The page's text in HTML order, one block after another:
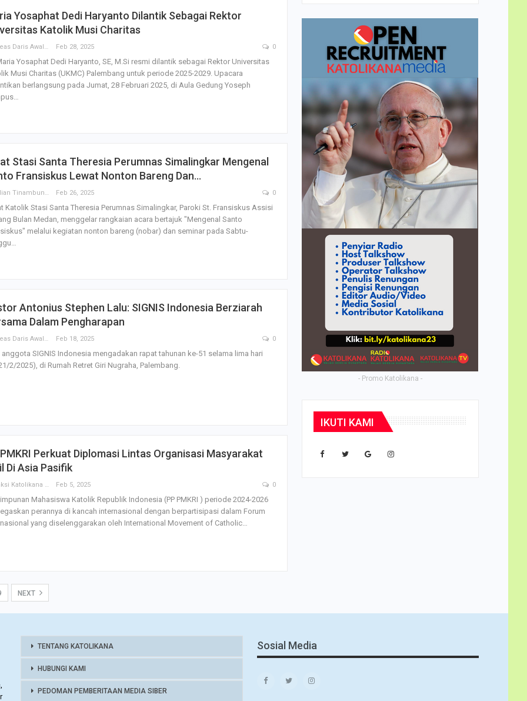
Yosaphat Dedi Haryanto Dilantik Sebagai Rektor
Katolik Musi Charitas
Feb 28, 2025 0
Yosaphat Dedi Haryanto, SE, M.Si resmi dilantik sebagai Rektor Universitas
Musi Charitas (UKMC) Palembang untuk periode 2025-2029. Upacara
berlangsung pada Jumat, 28 Februari 2025, di Aula Gedung Yoseph
Stasi Santa Theresia Perumnas Simalingkar Mengenal
Fransiskus Lewat Nonton Bareng Dan…
Feb 26, 2025 0
Katolik Stasi Santa Theresia Perumnas Simalingkar, Paroki St. Fransiskus Assisi
Bulan Medan, menggelar rangkaian acara bertajuk "Mengenal Santo
melalui kegiatan nonton bareng (nobar) dan seminar pada Sabtu-
Antonius Stephen Lalu: SIGNIS Indonesia Berziarah
Dalam Pengharapan
Feb 18, 2025 0
anggota SIGNIS Indonesia mengadakan rapat tahunan ke-51 selama lima hari
2/2025), di Rumah Retret Giri Nugraha, Palembang.
Perkuat Diplomasi Lintas Organisasi Masyarakat
Di Asia Pasifik
Feb 5, 2025 0
Mahasiswa Katolik Republik Indonesia (PP PMKRI ) periode 2024-2026
perannya di kancah internasional dengan berpartisipasi dalam Forum
yang diselenggarakan oleh International Movement of Catholic…
NEXT
- Promo Katolikana -
IKUTI KAMI
TENTANG KATOLIKANA
HUBUNGI KAMI
PEDOMAN PEMBERITAAN MEDIA SIBER
Sosial Media